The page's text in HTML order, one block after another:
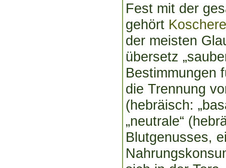
Fest mit der
gehört
der meisten
übersetz
Bestimmungen
die Trennung
(hebräisch:
„neutrale“
Blutgenusses,